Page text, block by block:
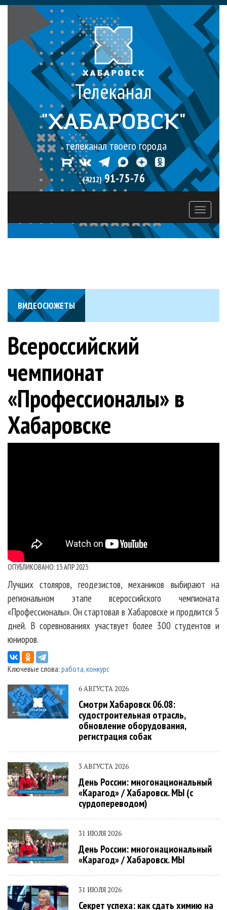
Телеканал
"ХАБАРОВСК"
телеканал твоего города
(4212)91-75-76
Toggle
ВИДЕОСЮЖЕТЫ
Всероссийский
чемпионат
«Профессионалы» в
Хабаровске
ОПУБЛИКОВАНО: 13 АПР 2023
Лучших столяров, геодезистов, механиков выбирают на
региональном этапе всероссийского чемпионата
«Профессионалы». Он стартовал в Хабаровске и продлится 5
дней. В соревнованиях участвует более 300 студентов и
юниоров.
Ключевые слова: работа,конкурс
6 АВГУСТА 2026
Смотри Хабаровск 06.08:
судостроительная отрасль,
обновление оборудования,
регистрация собак
3 АВГУСТА 2026
День России: многонациональный
«Карагод» / Хабаровск. МЫ (с
сурдопереводом)
31 ИЮЛЯ 2026
День России: многонациональный
«Карагод» / Хабаровск. МЫ
31 ИЮЛЯ 2026
Секрет успеха: как сдать химию на